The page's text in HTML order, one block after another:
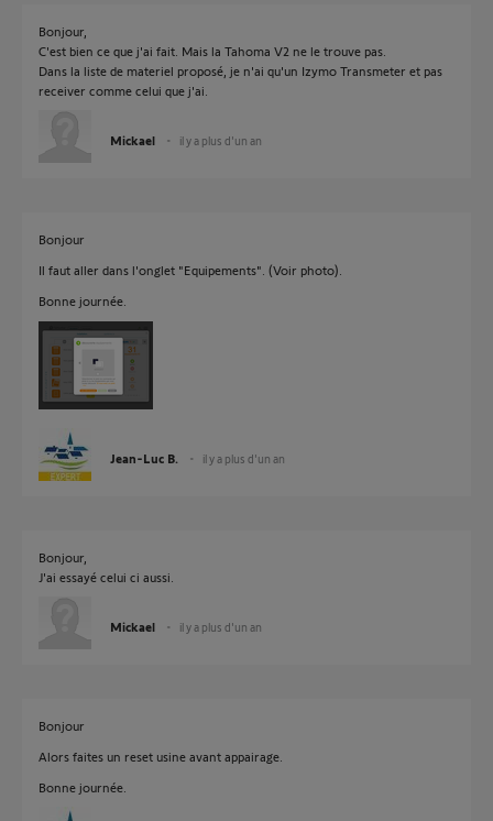
Bonjour,
C'est bien ce que j'ai fait. Mais la Tahoma V2 ne le trouve pas.
Dans la liste de materiel proposé, je n'ai qu'un Izymo Transmeter et pas
receiver comme celui que j'ai.
Mickael il y a plus d'un an
Bonjour
Il faut aller dans l'onglet "Equipements". (Voir photo).
Bonne journée.
Jean-Luc B. il y a plus d'un an
Bonjour,
J'ai essayé celui ci aussi.
Mickael il y a plus d'un an
Bonjour
Alors faites un reset usine avant appairage.
Bonne journée.